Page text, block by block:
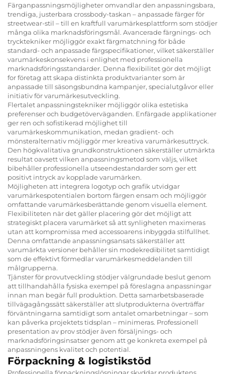
Färganpassningsmöjligheter omvandlar den anpassningsbara,
trendiga, justerbara crossbody-taskan – anpassade färger för
streetwear-stil – till en kraftfull varumärkesplattform som stödjer
många olika marknadsföringsmål. Avancerade färgnings- och
trycktekniker möjliggör exakt färgmatchning för både
standard- och anpassade färgspecifikationer, vilket säkerställer
varumärkeskonsekvens i enlighet med professionella
marknadsföringsstandarder. Denna flexibilitet gör det möjligt
for företag att skapa distinkta produktvarianter som är
anpassade till säsongsbundna kampanjer, specialutgåvor eller
initiativ för varumärkesutveckling.
Flertalet anpassningstekniker möjliggör olika estetiska
preferenser och budgetöverväganden. Enfärgade applikationer
ger ren och sofistikerad möjlighet till
varumärkeskommunikation, medan gradient- och
mönsteralternativ möjliggör mer kreativa varumärkesuttryck.
Den högkvalitativa grundkonstruktionen säkerställer utmärkta
resultat oavsett vilken anpassningsmetod som väljs, vilket
bibehåller professionella utseendestandarder som ger ett
positivt intryck av kopplade varumärken.
Möjligheten att integrera logotyp och grafik utvidgar
varumärkespotentialen bortom färgen ensam och möjliggör
omfattande varumärkesberättande genom visuella element.
Flexibiliteten när det gäller placering gör det möjligt att
strategiskt placera varumärket så att synligheten maximeras
utan att kompromissa med accessoarens inbyggda stilfullhet.
Denna omfattande anpassningsansats säkerställer att
varumärkta versioner behåller sin modekredibilitet samtidigt
som de effektivt förmedlar varumärkesmeddelanden till
målgrupperna.
Tjänster för provutveckling stödjer välgrundade beslut genom
att tillhandahålla fysiska exempel på föreslagna anpassningar
innan man begär full produktion. Detta samarbetsbaserade
tillvägagångssätt säkerställer att slutprodukterna överträffar
förväntningarna samtidigt som antalet omarbetningar – som
kan påverka projektets tidsplan – minimeras. Professionell
presentation av prov stödjer även försäljnings- och
marknadsföringsinsatser genom att ge konkreta exempel på
anpassningens kvalitet och potential.
Förpackning & logistikstöd
Professionella förpackningslösningar skyddar produktens